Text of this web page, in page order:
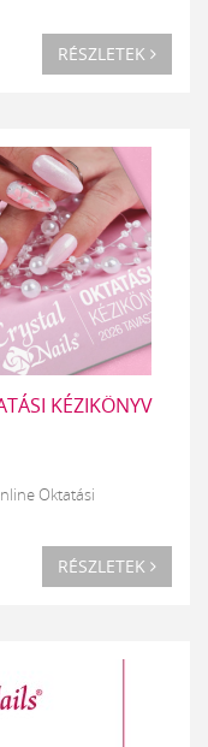
RÉSZLETEK
KÉZIKÖNYV
Oktatási
RÉSZLETEK